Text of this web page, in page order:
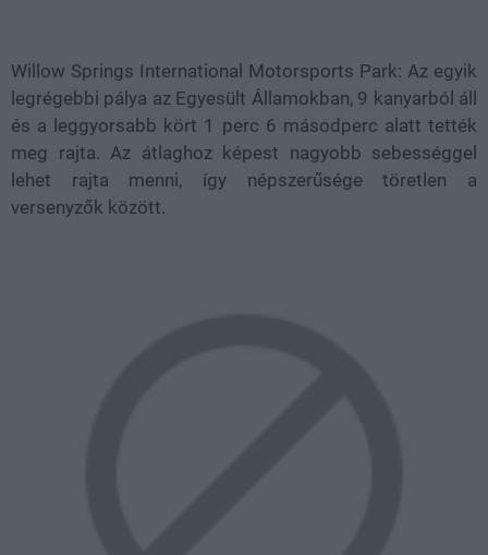
Willow Springs International Motorsports Park: Az egyik
legrégebbi pálya az Egyesült Államokban, 9 kanyarból áll
és a leggyorsabb kört 1 perc 6 másodperc alatt tették
meg rajta. Az átlaghoz képest nagyobb sebességgel
lehet rajta menni, így népszerűsége töretlen a
versenyzők között.